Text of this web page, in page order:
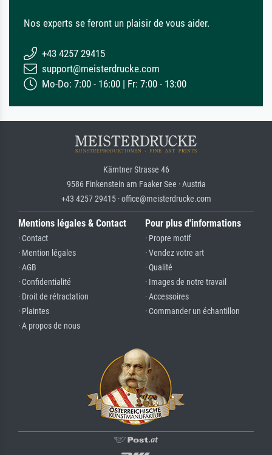
Nos experts se feront un plaisir de vous aider.
+43 4257 29415
support@meisterdrucke.com
Mo-Do: 7:00 - 16:00 | Fr: 7:00 - 13:00
Kärntner Strasse 46
9586 Finkenstein am Faaker See · Austria
+43 4257 29415 · office@meisterdrucke.com
Mentions légales & Contact
· Contact
· Mention légales
· AGB
· Confidentialité
· Droit de rétractation
· Plaintes
· A propos de nous
Pour plus d'informations
· Propre motif
· Vendez votre art
· Qualité
· Images de notre travail
· Accessoires
· Commander un échantillon